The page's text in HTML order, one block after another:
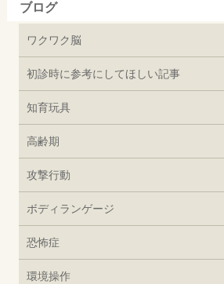
ブログ
ワクワク脳
初診時に参考にしてほしい記事
知育玩具
高齢期
攻撃行動
ボディランゲージ
恐怖症
環境操作